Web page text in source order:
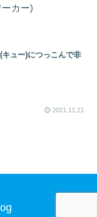
カー)
ュー)につっこんで非
2021.11.21